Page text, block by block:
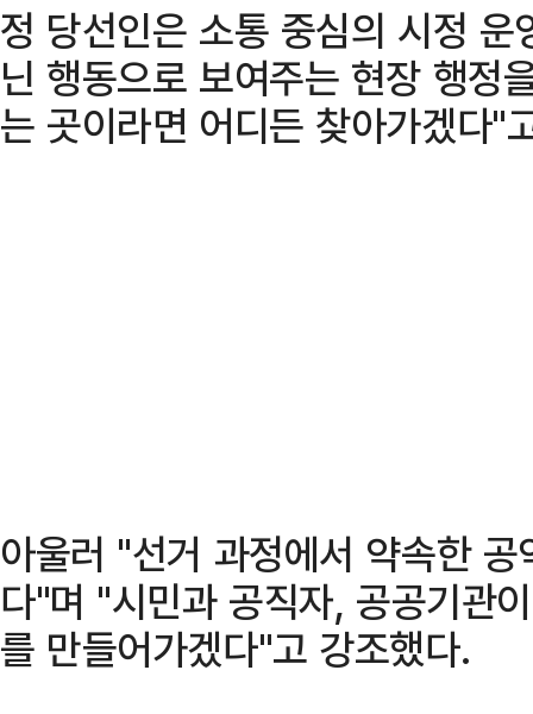
정 당선인은 소통 중심의 시정
닌 행동으로 보여주는 현장 행정
는 곳이라면 어디든 찾아가겠다"
아울러 "선거 과정에서 약속한
다"며 "시민과 공직자, 공공기관
를 만들어가겠다"고 강조했다.